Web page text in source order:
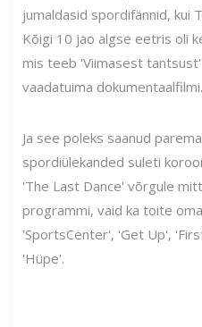
jumaldasid spordifännid, kui
Kõigi 10 jao algse eetris oli
mis teeb 'Viimasest tantsust'
vaadatuima dokumentaalfilmi.
Ja see poleks saanud
spordiülekanded suleti
'The Last Dance' võrgule
programmi, vaid ka toite
'SportsCenter', 'Get Up',
'Hüpe'.